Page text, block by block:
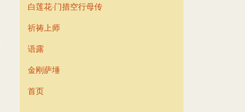
白莲花·门措空行母传
祈祷上师
语露
金刚萨埵
首页